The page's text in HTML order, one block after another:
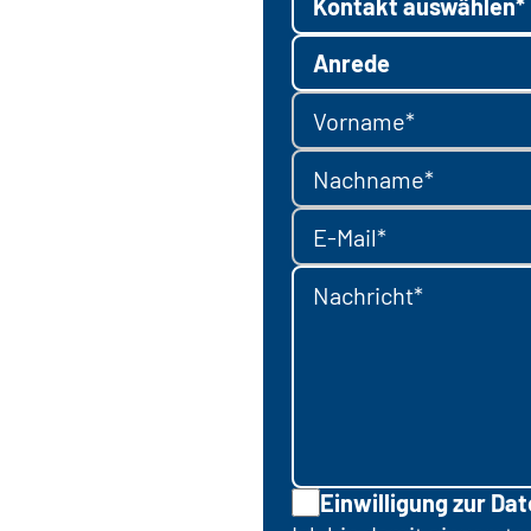
Kontakt auswählen*
Anrede
Vorname*
Nachname*
E-Mail*
Nachricht*
Einwilligung zur